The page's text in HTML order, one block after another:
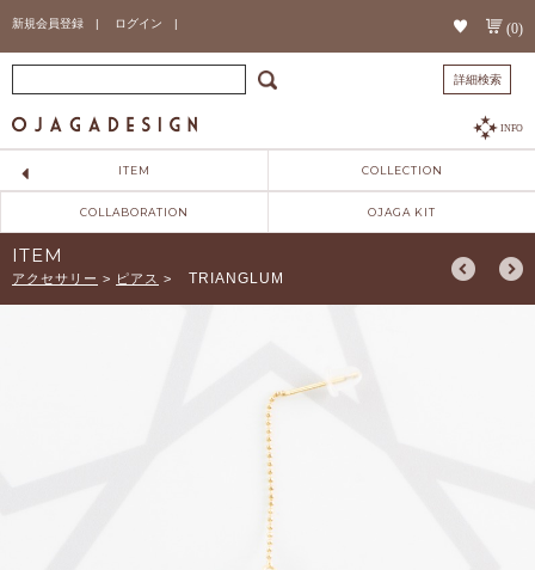
新規会員登録 | ログイン | (0)
詳細検索
INFO
ITEM COLLECTION
COLLABORATION OJAGA KIT
ITEM
アクセサリー > ピアス > TRIANGLUM